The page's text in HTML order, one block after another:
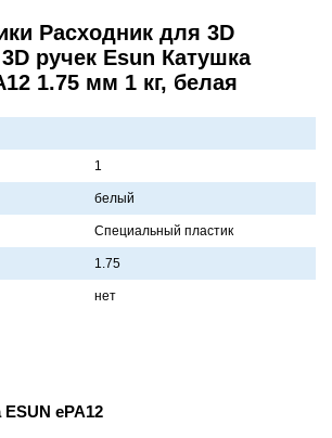
Расходник для 3D
ручек Esun Катушка
1.75 мм 1 кг, белая
1
белый
Специaльный плaстик
1.75
нет
ePA12